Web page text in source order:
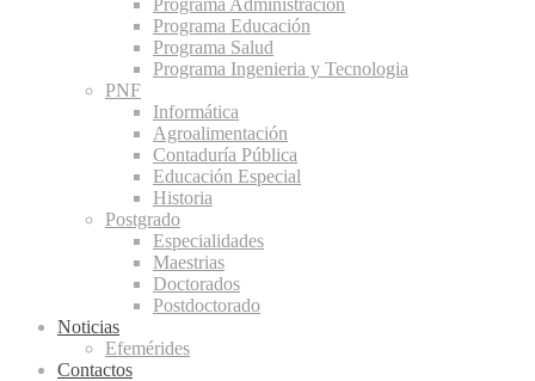
Programa Administración
Programa Educación
Programa Salud
Programa Ingenieria y Tecnologia
PNF
Informática
Agroalimentación
Contaduría Pública
Educación Especial
Historia
Postgrado
Especialidades
Maestrias
Doctorados
Postdoctorado
Noticias
Efemérides
Contactos